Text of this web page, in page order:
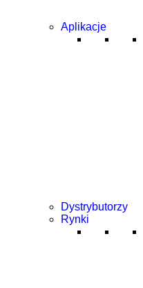
Aplikacje
Dystrybutorzy
Rynki